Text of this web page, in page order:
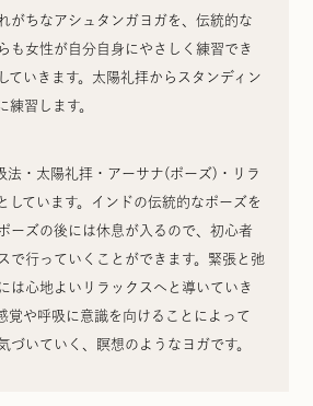
がちなアシュタンガヨガを、伝統的な
も女性が自分自身にやさしく練習でき
ていきます。太陽礼拝からスタンディン
練習します。
法・太陽礼拝・アーサナ(ポーズ)・リラ
しています。インドの伝統的なポーズを
ーズの後には休息が入るので、初心者
で行っていくことができます。緊張と弛
は心地よいリラックスへと導いていき
覚や呼吸に意識を向けることによって
づいていく、瞑想のようなヨガです。